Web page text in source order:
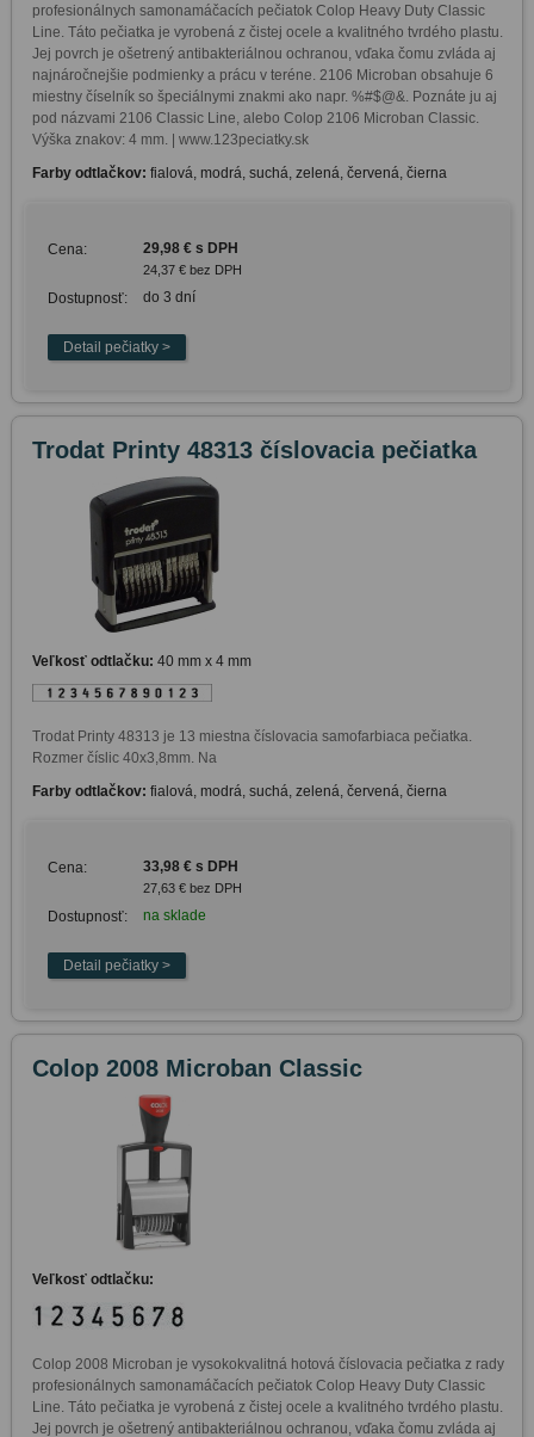
profesionálnych samonamáčacích pečiatok Colop Heavy Duty Classic
Line. Táto pečiatka je vyrobená z čistej ocele a kvalitného tvrdého plastu.
Jej povrch je ošetrený antibakteriálnou ochranou, vďaka čomu zvláda aj
najnáročnejšie podmienky a prácu v teréne. 2106 Microban obsahuje 6
miestny číselník so špeciálnymi znakmi ako napr. %#$@&. Poznáte ju aj
pod názvami 2106 Classic Line, alebo Colop 2106 Microban Classic.
Výška znakov: 4 mm. | www.123peciatky.sk
Farby odtlačkov: fialová, modrá, suchá, zelená, červená, čierna
Cena: 29,98 € s DPH
24,37 € bez DPH
Dostupnosť: do 3 dní
Trodat Printy 48313 číslovacia pečiatka
Veľkosť odtlačku: 40 mm x 4 mm
Trodat Printy 48313 je 13 miestna číslovacia samofarbiaca pečiatka.
Farby odtlačkov: fialová, modrá, suchá, zelená, červená, čierna
Cena: 33,98 € s DPH
27,63 € bez DPH
Dostupnosť: na sklade
Colop 2008 Microban Classic
Veľkosť odtlačku:
Colop 2008 Microban je vysokokvalitná hotová číslovacia pečiatka z rady
profesionálnych samonamáčacích pečiatok Colop Heavy Duty Classic
Line. Táto pečiatka je vyrobená z čistej ocele a kvalitného tvrdého plastu.
Jej povrch je ošetrený antibakteriálnou ochranou, vďaka čomu zvláda aj